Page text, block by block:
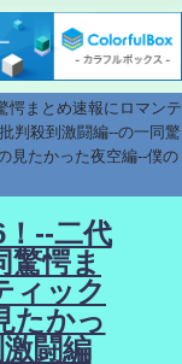
愕まとめ速報にロマンテ
判殺到激闘編--の一同驚
見たかった夜空編--僕の
--二代
驚愕ま
ィック
たかっ
闘編